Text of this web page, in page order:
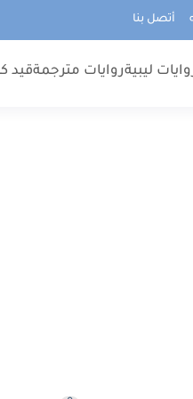
أتصل بنا
ليبيةروايات مترجمةقيد